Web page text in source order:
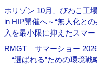
ホリゾン 10月、びわこ工
in HIP開催へ～“無人化と
入を最小限に抑えたスマ
RMGT サマーショー
―“選ばれる”ための環境戦